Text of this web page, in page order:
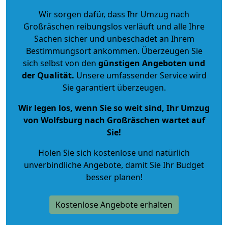
Wir sorgen dafür, dass Ihr Umzug nach
Großräschen reibungslos verläuft und alle Ihre
Sachen sicher und unbeschadet an Ihrem
Bestimmungsort ankommen. Überzeugen Sie
sich selbst von den günstigen Angeboten und
der Qualität. Unsere umfassender Service wird
Sie garantiert überzeugen.
Wir legen los, wenn Sie so weit sind, Ihr Umzug
von Wolfsburg nach Großräschen wartet auf
Sie!
Holen Sie sich kostenlose und natürlich
unverbindliche Angebote, damit Sie Ihr Budget
besser planen!
Kostenlose Angebote erhalten